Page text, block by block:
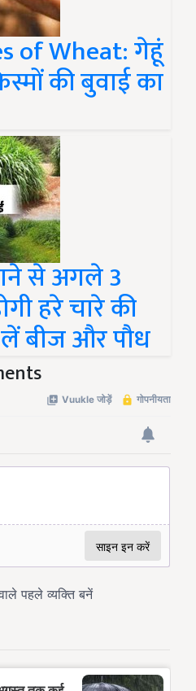
of Wheat: गेहूं
की बुवाई का
से अगले 3
हरे चारे की
बीज और पौध